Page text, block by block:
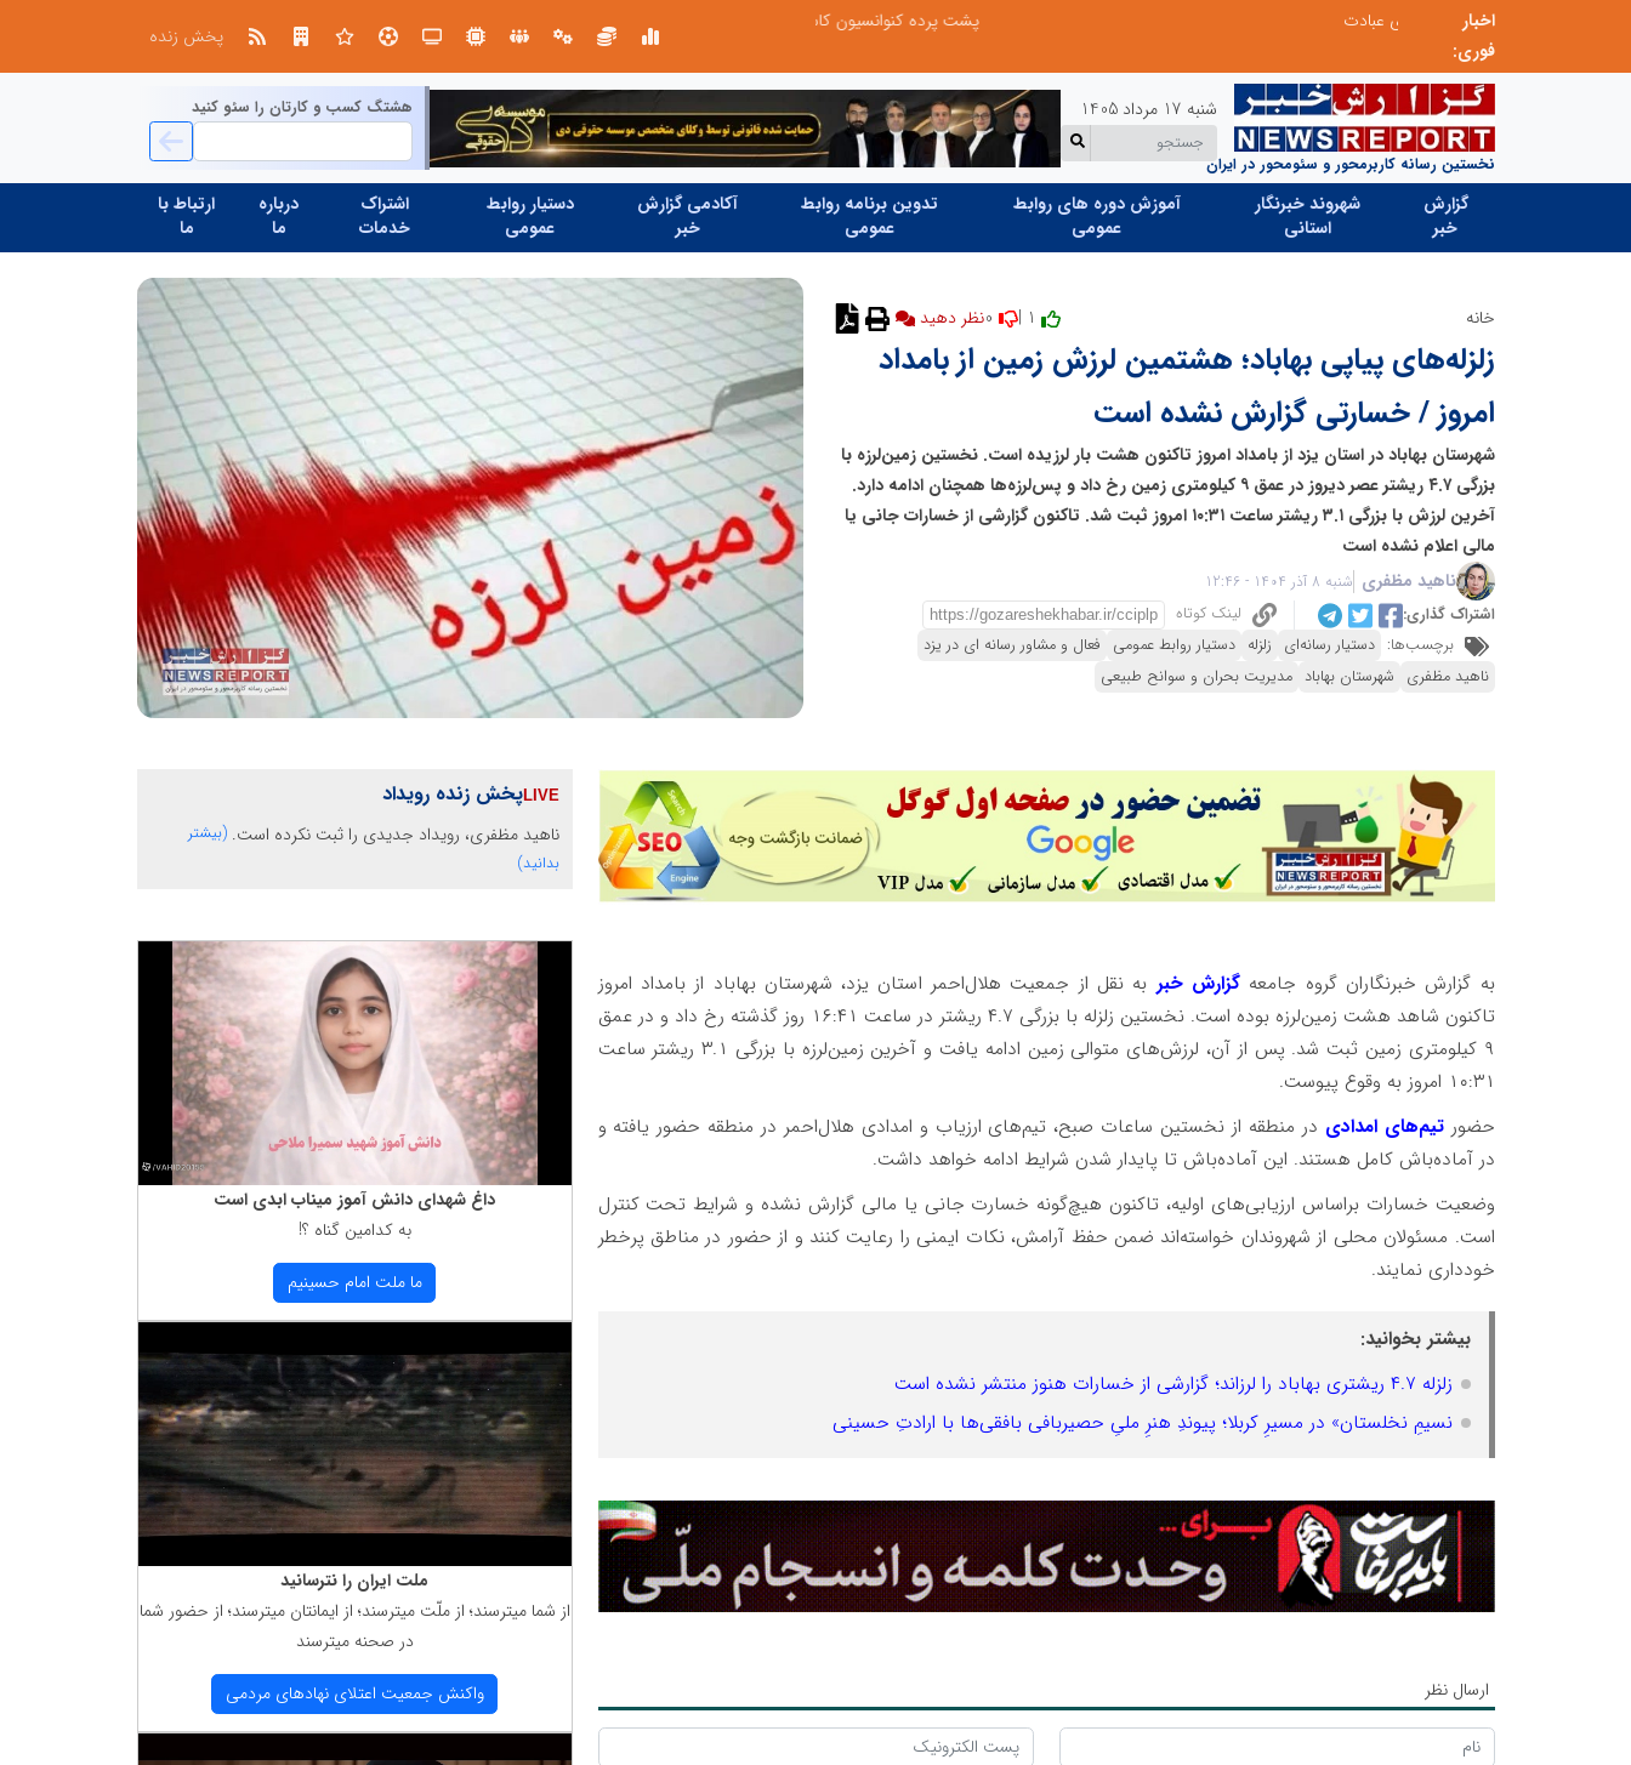
اخبار
فوری:
پشت پرده کنوانسیون کاسپین؛ سرنوشت منافع ایران در خزر روایت تصویری از خدمت در مسیر اربعین حسینی
پخش زنده
نخستین رسانه کاربرمحور و سئومحور در ایران
شنبه 17 مرداد 1405 هشتگ کسب و کارتان را سئو کنید
گزارش
خبر
شهروند خبرنگار
استانی
آموزش دوره های روابط
عمومی
تدوین برنامه روابط
عمومی
آکادمی گزارش
خبر
دستیار روابط
عمومی
اشتراک
خدمات
درباره
ما
ارتباط با
ما
خانه نظر دهید
زلزله‌های پیاپی بهاباد؛ هشتمین لرزش زمین از بامداد
امروز / خسارتی گزارش نشده است
شهرستان بهاباد در استان یزد از بامداد امروز تاکنون هشت بار لرزیده است. نخستین زمین‌لرزه با
بزرگی ۴.۷ ریشتر عصر دیروز در عمق ۹ کیلومتری زمین رخ داد و پس‌لرزه‌ها همچنان ادامه دارد.
آخرین لرزش با بزرگی ۳.۱ ریشتر ساعت ۱۰:۳۱ امروز ثبت شد. تاکنون گزارشی از خسارات جانی یا
مالی اعلام نشده است
ناهید مظفری شنبه 8 آذر 1404 - 12:46
اشتراک گذاری:
لینک کوتاه
برچسب‌ها: دستیار رسانه‌ای زلزله دستیار روابط عمومی فعال و مشاور رسانه ای در یزد
ناهید مظفری شهرستان بهاباد مدیریت بحران و سوانح طبیعی
به گزارش خبرنگاران گروه جامعه گزارش خبر به نقل از جمعیت هلال‌احمر استان یزد، شهرستان بهاباد از بامداد امروز
تاکنون شاهد هشت زمین‌لرزه بوده است. نخستین زلزله با بزرگی ۴.۷ ریشتر در ساعت ۱۶:۴۱ روز گذشته رخ داد و در عمق
۹ کیلومتری زمین ثبت شد. پس از آن، لرزش‌های متوالی زمین ادامه یافت و آخرین زمین‌لرزه با بزرگی ۳.۱ ریشتر ساعت
۱۰:۳۱ امروز به وقوع پیوست.
حضورتیم‌های امدادی در منطقه از نخستین ساعات صبح، تیم‌های ارزیاب و امدادی هلال‌احمر در منطقه حضور یافته و
در آماده‌باش کامل هستند. این آماده‌باش تا پایدار شدن شرایط ادامه خواهد داشت.
وضعیت خسارات براساس ارزیابی‌های اولیه، تاکنون هیچ‌گونه خسارت جانی یا مالی گزارش نشده و شرایط تحت کنترل
است. مسئولان محلی از شهروندان خواسته‌اند ضمن حفظ آرامش، نکات ایمنی را رعایت کنند و از حضور در مناطق پرخطر
خودداری نمایند.
بیشتر بخوانید:
زلزله ۴.۷ ریشتری بهاباد را لرزاند؛ گزارشی از خسارات هنوز منتشر نشده است
نسیمِ نخلستان» در مسیرِ کربلا؛ پیوندِ هنرِ ملیِ حصیربافی بافقی‌ها با ارادتِ حسینی
ارسال نظر
پخش زنده رویداد
ناهید مظفری، رویداد جدیدی را ثبت نکرده است. (بیشتر
بدانید)
داغ شهدای دانش آموز میناب ابدی است
به كدامین گناه ؟!
ما ملت امام حسینیم
ملت ایران را نترسانید
از شما میترسند؛ از ملّت میترسند؛ از ایمانتان میترسند؛ از حضور شما
در صحنه میترسند
واكنش جمعیت اعتلای نهادهای مردمی